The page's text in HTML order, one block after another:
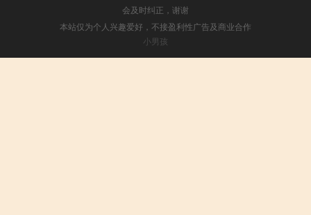
会及时纠正，谢谢
本站仅为个人兴趣爱好，不接盈利性广告及商业合作
小男孩